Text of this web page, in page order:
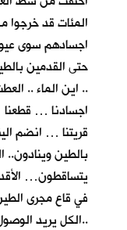
المئات قد خرجوا
اجسادهم سوى
حتى القدمين
.. اين الماء ..
اجسادنا …
قريتنا … انضم
بالطين
يتساقطون…
في قاع مجرى
..الكل يريد